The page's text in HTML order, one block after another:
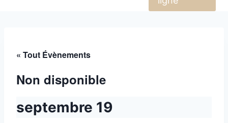
« Tout Évènements
Non disponible
septembre 19